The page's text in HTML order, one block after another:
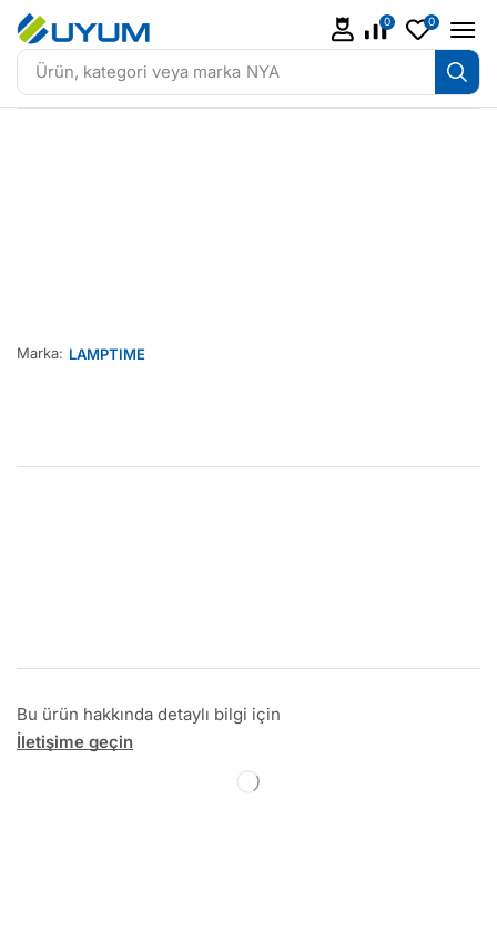
Ürün, kategori veya marka NYA
0 0
Marka: LAMPTIME
Bu ürün hakkında detaylı bilgi için
İletişime geçin